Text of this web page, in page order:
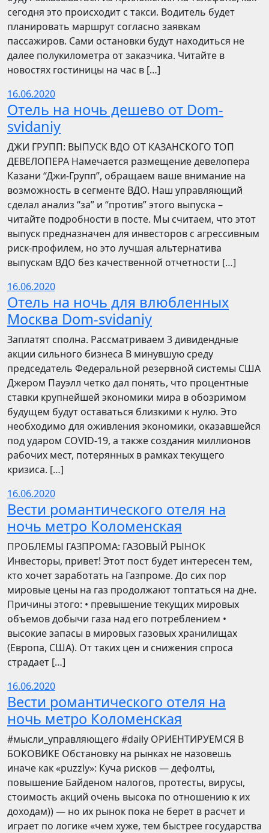
сегодня это происходит с такси. Водитель будет
планировать маршрут согласно заявкам
пассажиров. Сами остановки будут находиться не
далее полукилометра от заказчика. Читайте в
новостях гостиницы на час в […]
16.06.2020
Отель на ночь дешево от Dom-
svidaniy
​​ДЖИ ГРУПП: ВЫПУСК ВДО ОТ КАЗАНСКОГО ТОП
ДЕВЕЛОПЕРА Намечается размещение девелопера
Казани “Джи-Групп”, обращаем ваше внимание на
возможность в сегменте ВДО. Наш управляющий
сделал анализ “за” и “против” этого выпуска –
читайте подробности в посте. Мы считаем, что этот
выпуск предназначен для инвесторов с агрессивным
риск-профилем, но это лучшая альтернатива
выпускам ВДО без качественной отчетности […]
16.06.2020
Отель на ночь для влюбленных
Москва Dom-svidaniy
Заплатят сполна. Рассматриваем 3 дивидендные
акции сильного бизнеса В минувшую среду
председатель Федеральной резервной системы США
Джером Пауэлл четко дал понять, что процентные
ставки крупнейшей экономики мира в обозримом
будущем будут оставаться близкими к нулю. Это
необходимо для оживления экономики, оказавшейся
под ударом COVID-19, а также создания миллионов
рабочих мест, потерянных в рамках текущего
кризиса. […]
16.06.2020
Вести романтического отеля на
ночь метро Коломенская
ПРОБЛЕМЫ ГАЗПРОМА: ГАЗОВЫЙ РЫНОК
Инвесторы, привет! Этот пост будет интересен тем,
кто хочет заработать на Газпроме. До сих пор
мировые цены на газ продолжают топтаться на дне.
Причины этого: • превышение текущих мировых
объемов добычи газа над его потреблением •
высокие запасы в мировых газовых хранилищах
(Европа, США). От таких цен и снижения спроса
страдает […]
16.06.2020
Вести романтического отеля на
ночь метро Коломенская
​​#мысли_управляющего #daily ОРИЕНТИРУЕМСЯ В
БОКОВИКЕ Обстановку на рынках не назовешь
иначе как «puzzly»: Куча рисков — дефолты,
повышение Байденом налогов, протесты, вирусы,
стоимость акций очень высока по отношению к их
доходам)) — но их рынок пока не берет в расчет и
играет по логике «чем хуже, тем быстрее государства